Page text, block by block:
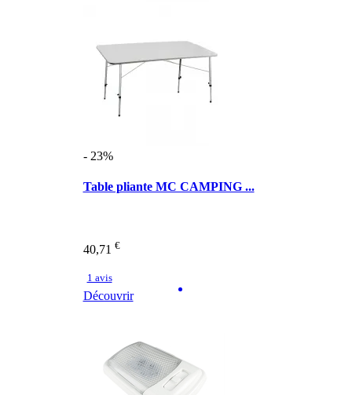
- 23%
Table pliante MC CAMPING ...
40,71 €
1 avis
Découvrir